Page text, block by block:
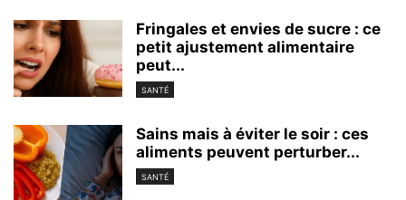
Fringales et envies de sucre : ce
petit ajustement alimentaire
peut...
SANTÉ
Sains mais à éviter le soir : ces
aliments peuvent perturber...
SANTÉ